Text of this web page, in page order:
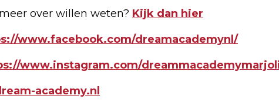
over willen weten? Kijk dan hier
www.facebook.com/dreamacademynl/
www.instagram.com/
academy.nl